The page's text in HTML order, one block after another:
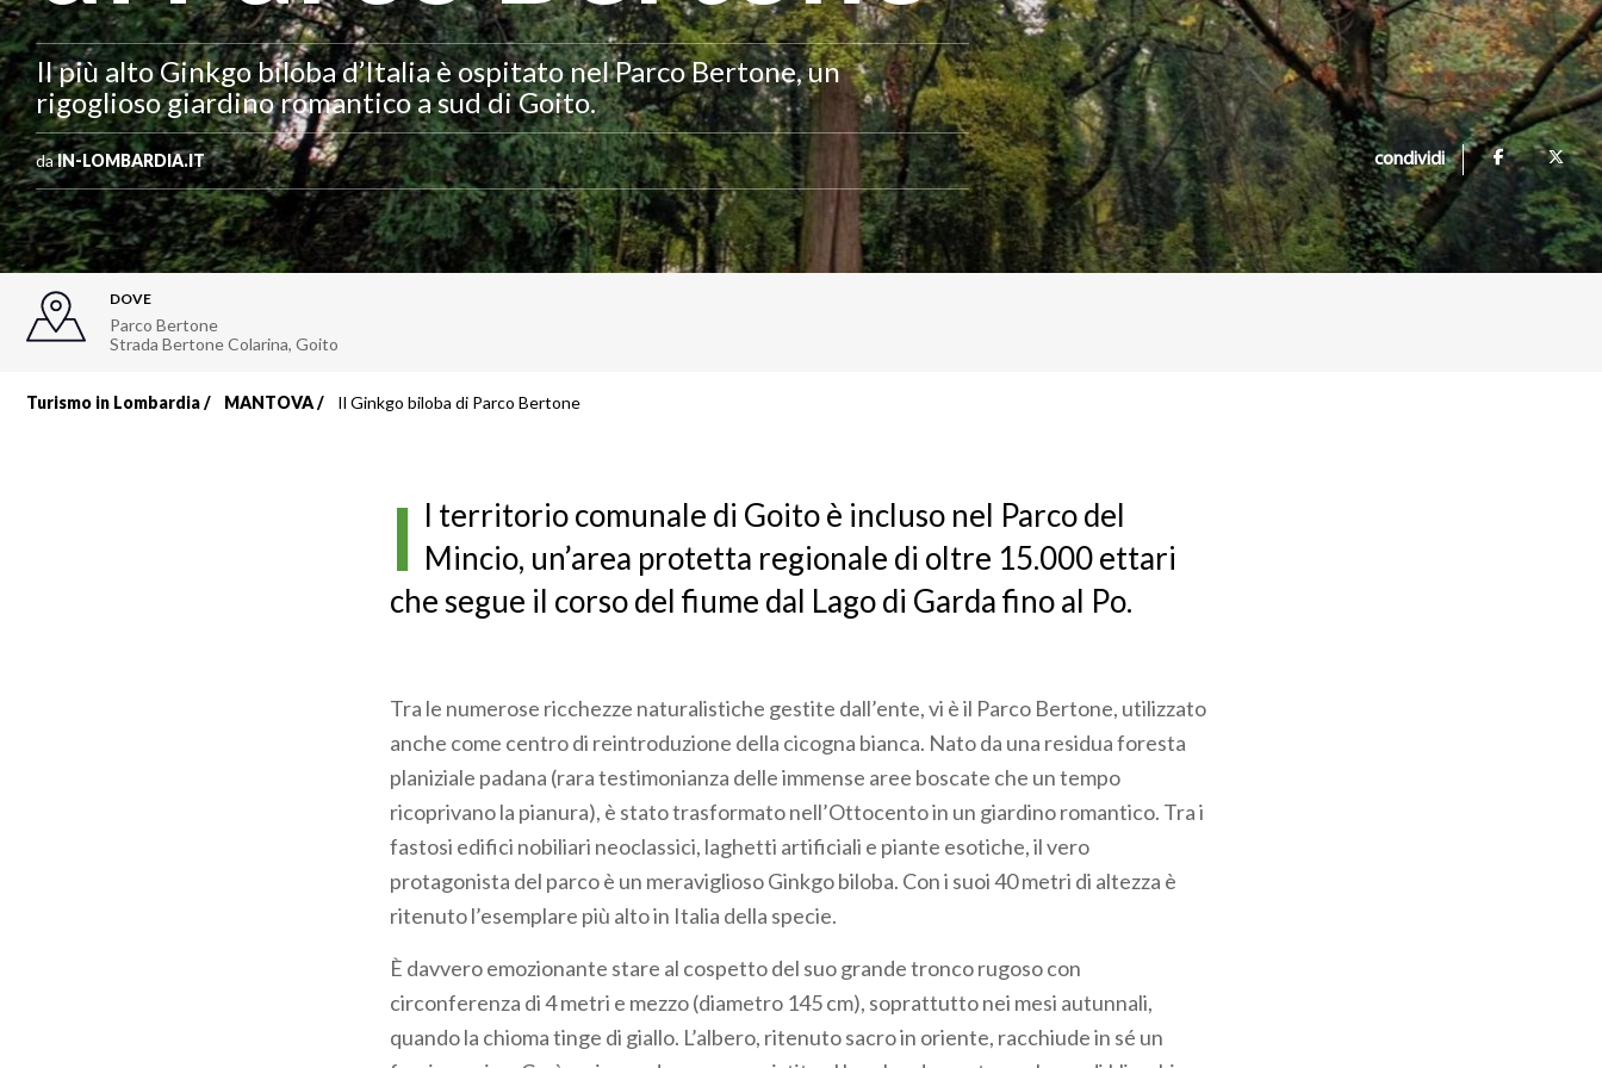
Il più alto Ginkgo biloba d’Italia è ospitato nel Parco Bertone, un
rigoglioso giardino romantico a sud di Goito.
daIN-LOMBARDIA.IT condividi
DOVE
Parco Bertone
Strada Bertone Colarina, Goito
Turismo in Lombardia MANTOVA Il Ginkgo biloba di Parco Bertone
I l territorio comunale di Goito è incluso nel Parco del
Mincio, un’area protetta regionale di oltre 15.000 ettari
che segue il corso del fiume dal Lago di Garda fino al Po.
Tra le numerose ricchezze naturalistiche gestite dall’ente, vi è il Parco Bertone, utilizzato
anche come centro di reintroduzione della cicogna bianca. Nato da una residua foresta
planiziale padana (rara testimonianza delle immense aree boscate che un tempo
ricoprivano la pianura), è stato trasformato nell’Ottocento in un giardino romantico. Tra i
fastosi edifici nobiliari neoclassici, laghetti artificiali e piante esotiche, il vero
protagonista del parco è un meraviglioso Ginkgo biloba. Con i suoi 40 metri di altezza è
ritenuto l’esemplare più alto in Italia della specie.
È davvero emozionante stare al cospetto del suo grande tronco rugoso con
circonferenza di 4 metri e mezzo (diametro 145 cm), soprattutto nei mesi autunnali,
quando la chioma tinge di giallo. L’albero, ritenuto sacro in oriente, racchiude in sé un